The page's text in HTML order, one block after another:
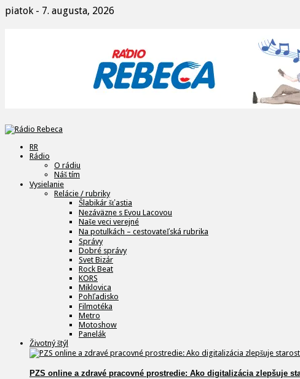
piatok - 7. augusta, 2026
RR
Rádio
O rádiu
Náš tím
Vysielanie
Relácie / rubriky
Šlabikár šťastia
Nezáväzne s Evou Lacovou
Naše veci verejné
Na potulkách – cestovateľská rubrika
Správy
Dobré správy
Svet Bizár
Rock Beat
KORS
Miklovica
Pohľadisko
Filmotéka
Metro
Motoshow
Panelák
Životný štýl
PZS online a zdravé pracovné prostredie: Ako digitalizácia zlepšuje